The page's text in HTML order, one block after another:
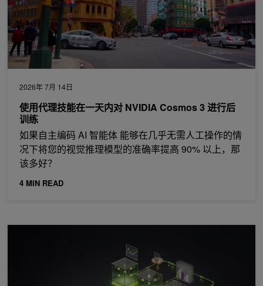
2026年 7月 14日
使用代理技能在一天内对 NVIDIA Cosmos 3 进行后
训练
如果自主编码 AI 智能体 能够在几乎无需人工操作的情
况下将您的视觉推理模型的准确率提高 90% 以上，那
该多好？
4 MIN READ
借助 NVIDIA NeMo 生成用于金融 AI 研究的合成数据